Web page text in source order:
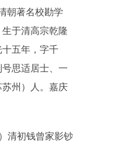
朝著名校勘学
于清高宗乾隆
五年，字千
思适居士、一
州）人。嘉庆
清初钱曾家影钞